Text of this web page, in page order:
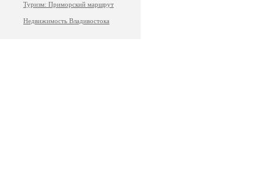
Туризм: Приморский маршрут
Недвижимость Владивостока